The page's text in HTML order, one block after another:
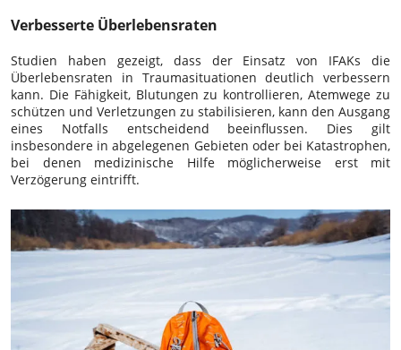
Verbesserte Überlebensraten
Studien haben gezeigt, dass der Einsatz von IFAKs die
Überlebensraten in Traumasituationen deutlich verbessern
kann. Die Fähigkeit, Blutungen zu kontrollieren, Atemwege zu
schützen und Verletzungen zu stabilisieren, kann den Ausgang
eines Notfalls entscheidend beeinflussen. Dies gilt
insbesondere in abgelegenen Gebieten oder bei Katastrophen,
bei denen medizinische Hilfe möglicherweise erst mit
Verzögerung eintrifft.